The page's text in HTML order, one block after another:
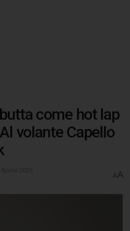
come hot lap
volante Capello
AA